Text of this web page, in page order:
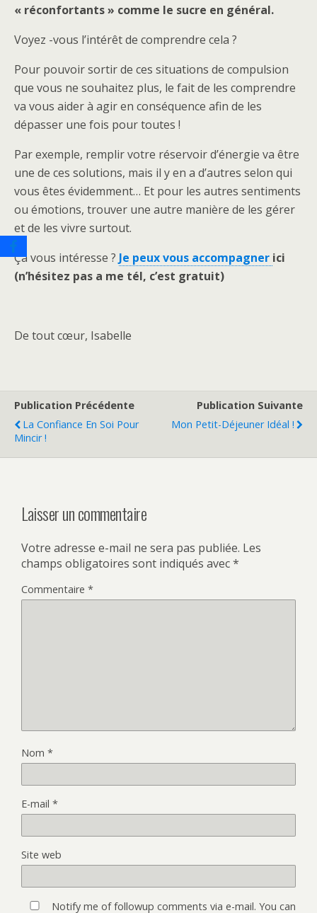
« réconfortants » comme le sucre en général.
Voyez -vous l’intérêt de comprendre cela ?
Pour pouvoir sortir de ces situations de compulsion
que vous ne souhaitez plus, le fait de les comprendre
va vous aider à agir en conséquence afin de les
dépasser une fois pour toutes !
Par exemple, remplir votre réservoir d’énergie va être
une de ces solutions, mais il y en a d’autres selon qui
vous êtes évidemment… Et pour les autres sentiments
ou émotions, trouver une autre manière de les gérer
et de les vivre surtout.
Ça vous intéresse ? Je peux vous accompagner ici
(n’hésitez pas a me tél, c’est gratuit)
De tout cœur, Isabelle
Publication Précédente
La Confiance En Soi Pour
Mincir !
Publication Suivante
Mon Petit-Déjeuner Idéal !
Laisser un commentaire
Votre adresse e-mail ne sera pas publiée. Les
champs obligatoires sont indiqués avec*
Commentaire *
Nom *
E-mail *
Site web
Notify me of followup comments via e-mail. You can